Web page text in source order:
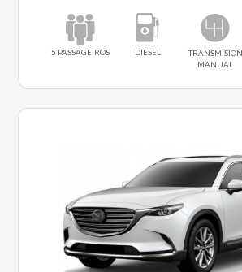
5 PASSAGEIROS DIESEL
TRANSMISION
MANUAL